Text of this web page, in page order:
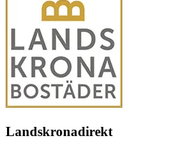
Landskronadirekt